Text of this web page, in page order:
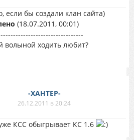
если бы создали клан сайта)
(18.07.2011, 00:01)
волыной ходить любит?
-XAHTEP-
26.12.2011 в 20:24
КСС обыгрывает КС 1.6